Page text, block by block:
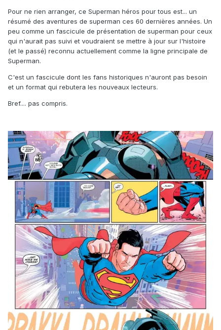
Pour ne rien arranger, ce Superman héros pour tous est... un
résumé des aventures de superman ces 60 dernières années. Un
peu comme un fascicule de présentation de superman pour ceux
qui n'aurait pas suivi et voudraient se mettre à jour sur l'histoire
(et le passé) reconnu actuellement comme la ligne principale de
Superman.
C'est un fascicule dont les fans historiques n'auront pas besoin
et un format qui rebutera les nouveaux lecteurs.
Bref.... pas compris.